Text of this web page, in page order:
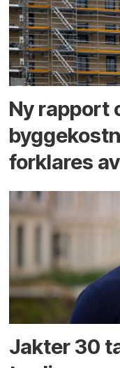
Ny rapport
forklares
Jakter 30